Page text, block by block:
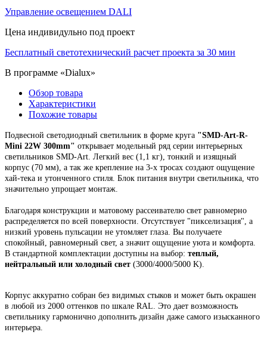
Управление освещением DALI
Цена индивидульно под проект
Бесплатный светотехнический расчет проекта за 30 мин
В программе «Dialux»
Обзор товара
Характеристики
Похожие товары
Подвесной светодиодный светильник в форме круга "SMD-Art-R-
Mini 22W 300mm" открывает модельный ряд серии интерьерных
светильников SMD-Art. Легкий вес (1,1 кг), тонкий и изящный
корпус (70 мм), а так же крепление на 3-х тросах создают ощущение
хай-тека и утонченного стиля. Блок питания внутри светильника, что
значительно упрощает монтаж.
Благодаря конструкции и матовому рассеивателю свет равномерно
распределяется по всей поверхности. Отсутствует "пикселизация", а
низкий уровень пульсации не утомляет глаза. Вы получаете
спокойный, равномерный свет, а значит ощущение уюта и комфорта.
В стандартной комплектации доступны на выбор: теплый,
нейтральный или холодный свет (3000/4000/5000 K).
Корпус аккуратно собран без видимых стыков и может быть окрашен
в любой из 2000 оттенков по шкале RAL. Это дает возможность
светильнику гармонично дополнить дизайн даже самого изысканного
интерьера.